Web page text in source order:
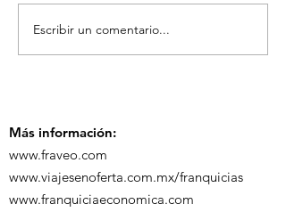
¡Acapulco y Guerrero
se Visten de Fiesta!
Escribir un comentario...
Más información:
www.fraveo.com
www.viajesenoferta.com.mx/franquicias
www.franquiciaeconomica.com